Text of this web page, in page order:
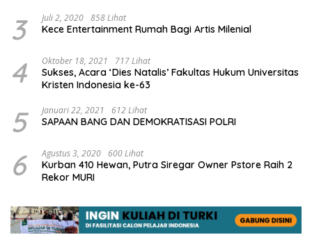
3 Juli 2, 2020 858 Lihat
Kece Entertainment Rumah Bagi Artis Milenial
4 Oktober 18, 2021 717 Lihat
Sukses, Acara ‘Dies Natalis’ Fakultas Hukum Universitas
Kristen Indonesia ke-63
5 Januari 22, 2021 612 Lihat
SAPAAN BANG DAN DEMOKRATISASI POLRI
6 Agustus 3, 2020 600 Lihat
Kurban 410 Hewan, Putra Siregar Owner Pstore Raih 2
Rekor MURI